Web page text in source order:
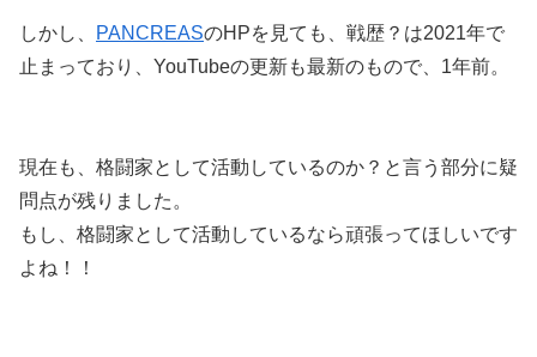
しかし、 PANCREASのHPを見ても、戦歴？は2021年で
止まっており、YouTubeの更新も最新のもので、1年前。
現在も、格闘家として活動しているのか？と言う部分に疑
問点が残りました。
もし、格闘家として活動しているなら頑張ってほしいです
よね！！